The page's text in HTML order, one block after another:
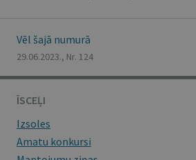
Vēl šajā numurā
29.06.2023., Nr. 124
ĪSCEĻI
Izsoles
Amatu konkursi